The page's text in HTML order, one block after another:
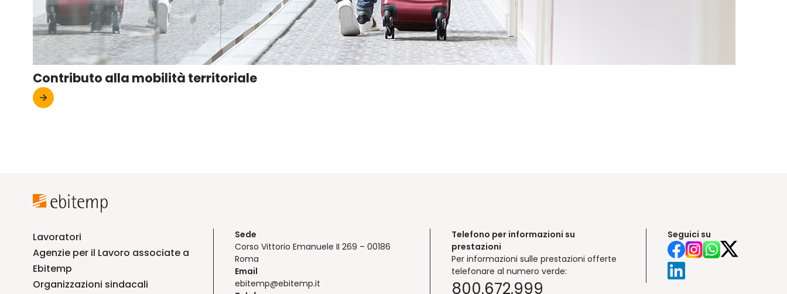
Contributo alla mobilità territoriale
Lavoratori
Agenzie per il Lavoro associate a
Ebitemp
Organizzazioni sindacali
Sede
Corso Vittorio Emanuele II 269 – 00186
Roma
Email
ebitemp@ebitemp.it
Telefono per informazioni su
prestazioni
Per informazioni sulle prestazioni offerte
telefonare al numero verde:
800.672.999
Seguici su